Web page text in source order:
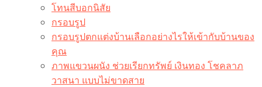
โทนสีบอกนิสัย
กรอบรูป
กรอบรูปตกแต่งบ้านเลือกอย่างไรให้เข้ากับบ้านของ
คุณ
ภาพแขวนผนัง ช่วยเรียกทรัพย์ เงินทอง โชคลาภ
วาสนา แบบไม่ขาดสาย